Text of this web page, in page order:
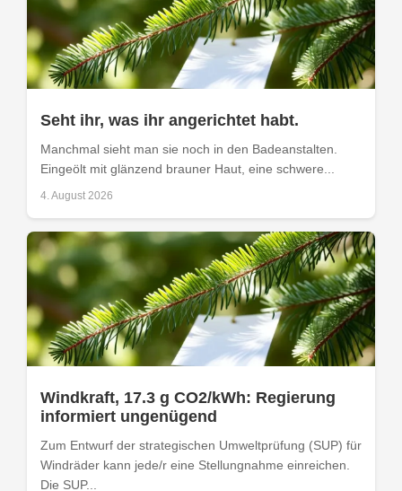
Seht ihr, was ihr angerichtet habt.
Manchmal sieht man sie noch in den Badeanstalten.
Eingeölt mit glänzend brauner Haut, eine schwere...
4. August 2026
Windkraft, 17.3 g CO2/kWh: Regierung
informiert ungenügend
Zum Entwurf der strategischen Umweltprüfung (SUP) für
Windräder kann jede/r eine Stellungnahme einreichen.
Die SUP...